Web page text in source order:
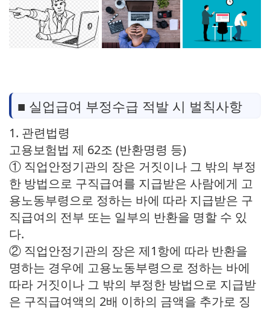
■ 실업급여 부정수급 적발 시 벌칙사항
1. 관련법령
고용보험법 제 62조 (반환명령 등)
① 직업안정기관의 장은 거짓이나 그 밖의 부정
한 방법으로 구직급여를 지급받은 사람에게 고
용노동부령으로 정하는 바에 따라 지급받은 구
직급여의 전부 또는 일부의 반환을 명할 수 있
다.
② 직업안정기관의 장은 제1항에 따라 반환을
명하는 경우에 고용노동부령으로 정하는 바에
따라 거짓이나 그 밖의 부정한 방법으로 지급받
은 구직급여액의 2배 이하의 금액을 추가로 징